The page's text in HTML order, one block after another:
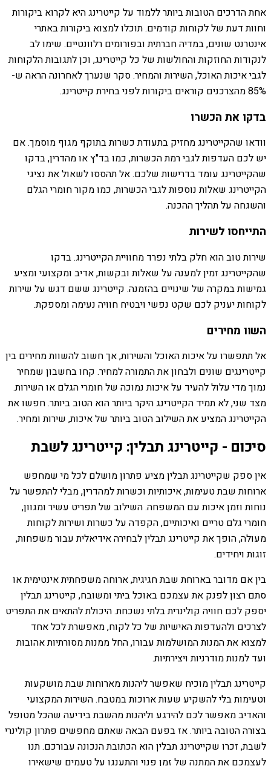
אחת הדרכים הטובות ביותר ללמוד על קייטרינג היא לקרוא ביקורות
וחוות דעת של לקוחות קודמים. תוכלו למצוא ביקורות באתרי
אינטרנט שונים, במדיה חברתית ובפורומים רלוונטיים. שימו לב
לנקודות החוזקות והחולשות של כל קייטרינג, וכן לתגובות הלקוחות
לגבי איכות האוכל, השירות והמחיר. סקר שנערך לאחרונה הראה ש-
85% מהצרכנים קוראים ביקורות לפני בחירת קייטרינג.
בדקו את הכשרו
וודאו שהקייטרינג מחזיק בתעודת כשרות בתוקף מגוף מוסמך. אם
יש לכם העדפות לגבי רמת הכשרות, כמו בד"ץ או מהדרין, בדקו
שהקייטרינג עומד בדרישות שלכם. אל תהססו לשאול את נציגי
הקייטרינג שאלות נוספות לגבי הכשרות, כמו מקור חומרי הגלם
והשגחה על תהליך ההכנה.
התייחסו לשירות
שירות טוב הוא חלק בלתי נפרד מחוויית הקייטרינג. בדקו
שהקייטרינג זמין למענה על שאלות ובקשות, אדיב ומקצועי ומציע
גמישות במקרה של שינויים בהזמנה. קייטרינג ששם דגש על שירות
לקוחות יעניק לכם שקט נפשי ויבטיח חוויה נעימה ומספקת.
השוו מחירים
אל תתפשרו על איכות האוכל והשירות, אך חשוב להשוות מחירים בין
קייטרינגים שונים ולבחון את התמורה למחיר. קחו בחשבון שמחיר
נמוך מדי עלול להעיד על איכות נמוכה של חומרי הגלם או השירות.
מצד שני, לא תמיד הקייטרינג היקר ביותר הוא הטוב ביותר. חפשו את
הקייטרינג המציע את השילוב הטוב ביותר של איכות, שירות ומחיר.
סיכום - קייטרינג תבלין: קייטרינג לשבת
אין ספק שקייטרינג תבלין מציע פתרון מושלם לכל מי שמחפש
ארוחות שבת טעימות, איכותיות וכשרות למהדרין, מבלי להתפשר על
נוחות וזמן איכות עם המשפחה. השילוב של תפריט עשיר ומגוון,
חומרי גלם טריים ואיכותיים, הקפדה על כשרות ושירות לקוחות
מעולה, הופך את קייטרינג תבלין לבחירה אידיאלית עבור משפחות,
זוגות ויחידים.
בין אם מדובר בארוחת שבת חגיגית, ארוחה משפחתית אינטימית או
סתם רצון לפנק את עצמכם באוכל ביתי ומשובח, קייטרינג תבלין
יספק לכם חוויה קולינרית בלתי נשכחת. היכולת להתאים את התפריט
לצרכים ולהעדפות האישיות של כל לקוח, מאפשרת לכל אחד
למצוא את המנות המושלמות עבורו, החל ממנות מסורתיות אהובות
ועד למנות מודרניות ויצירתיות.
קייטרינג תבלין מוכיח שאפשר ליהנות מארוחות שבת מושקעות
וטעימות בלי להשקיע שעות ארוכות במטבח. השירות המקצועי
והאדיב מאפשר לכם להירגע וליהנות מהשבת בידיעה שהכל מטופל
בצורה הטובה ביותר. אז בפעם הבאה שאתם מחפשים פתרון קולינרי
לשבת, זכרו שקייטרינג תבלין הוא הכתובת הנכונה עבורכם. תנו
לעצמכם את המתנה של זמן פנוי והתענגו על טעמים שישאירו